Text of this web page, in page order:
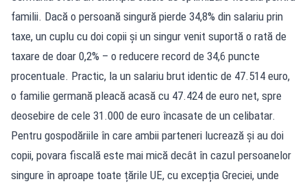
familii. Dacă o persoană singură pierde 34,8% din salariu prin
taxe, un cuplu cu doi copii și un singur venit suportă o rată de
taxare de doar 0,2% – o reducere record de 34,6 puncte
procentuale. Practic, la un salariu brut identic de 47.514 euro,
o familie germană pleacă acasă cu 47.424 de euro net, spre
deosebire de cele 31.000 de euro încasate de un celibatar.
Pentru gospodăriile în care ambii parteneri lucrează și au doi
copii, povara fiscală este mai mică decât în cazul persoanelor
singure în aproape toate țările UE, cu excepția Greciei, unde